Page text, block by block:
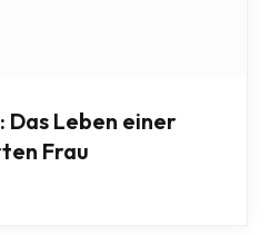
Das Leben einer
Frau